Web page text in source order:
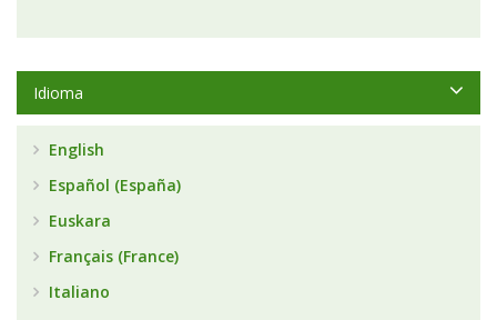
Idioma
English
Español (España)
Euskara
Français (France)
Italiano